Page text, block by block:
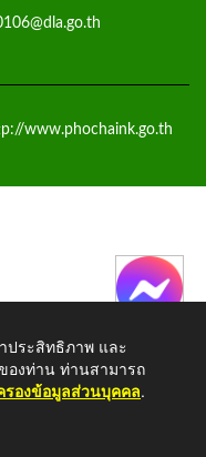
www.phochaink.go.th
ประสิทธิภาพ และ
องท่าน ท่านสามารถ
องข้อมูลส่วนบุคคล.